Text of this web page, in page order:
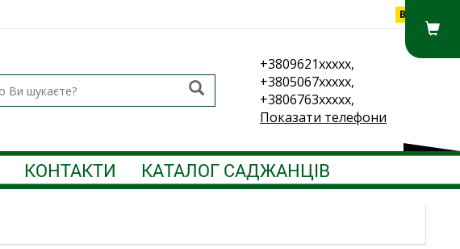
Вхід
+3809621xxxxx,
+3805067xxxxx,
+3806763xxxxx,
Показати телефони
КОНТАКТИ КАТАЛОГ САДЖАНЦІВ